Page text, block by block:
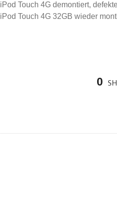
iPod Touch 4G demontiert,
iPod Touch 4G 32GB wieder
0